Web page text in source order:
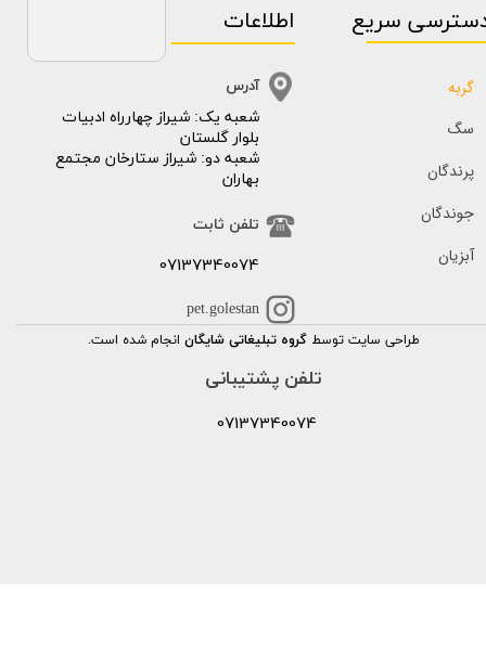
سریع
گربه
سگ
پرندگان
جوندگان
آبزیان
​​شعبه یک: شیراز چهارراه ادبیات
بلوار گلستان
شعبه دو: شیراز ستارخان مجتمع
بهاران
اطلاعات
آدرس
تلفن ثابت
07137340074
pet.golestan
طراحی سایت توسط گروه تبلیغاتی شایگان انجام شده است.
تلفن پشتیبانی
07137340074